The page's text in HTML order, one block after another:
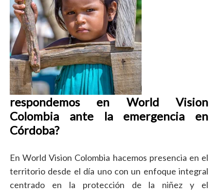
respondemos en World Vision
Colombia ante la emergencia en
Córdoba?
En World Vision Colombia hacemos presencia en el
territorio desde el día uno con un enfoque integral
centrado en la protección de la niñez y el